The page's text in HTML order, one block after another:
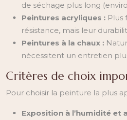
de séchage plus long
Peintures acryliques : Plus
résistance, mais leur
Peintures à la chaux :
nécessitent un entretien
Critères de choix
Pour choisir la peinture la plus
Exposition à l’humidité et